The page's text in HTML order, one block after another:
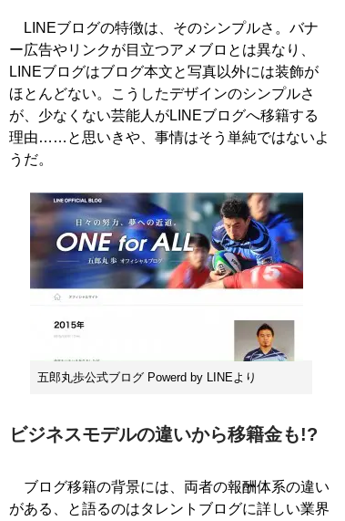
LINEブログの特徴は、そのシンプルさ。バナ
ー広告やリンクが目立つアメブロとは異なり、
LINEブログはブログ本文と写真以外には装飾が
ほとんどない。こうしたデザインのシンプルさ
が、少なくない芸能人がLINEブログへ移籍する
理由……と思いきや、事情はそう単純ではないよ
うだ。
五郎丸歩公式ブログ Powerd by LINEより
ビジネスモデルの違いから移籍金も!?
ブログ移籍の背景には、両者の報酬体系の違い
がある、と語るのはタレントブログに詳しい業界